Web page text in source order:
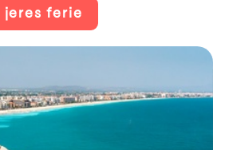
ferie